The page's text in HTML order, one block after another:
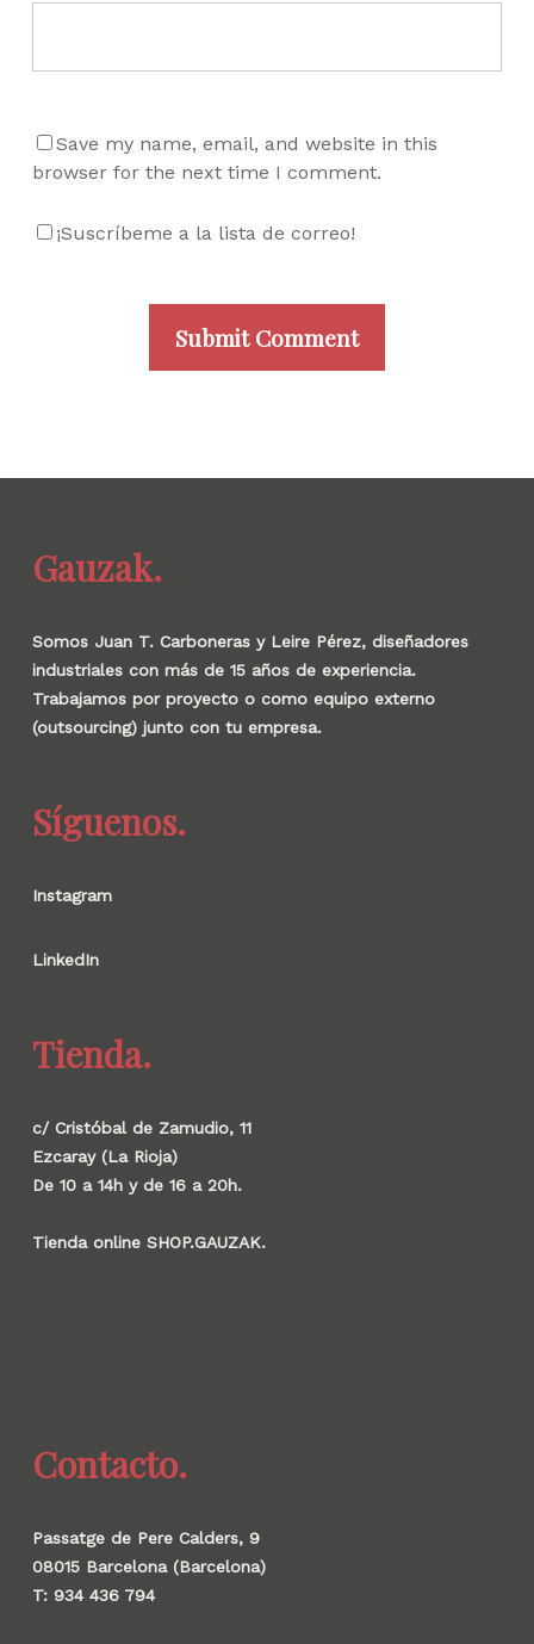
Save my name, email, and website in this
browser for the next time I comment.
¡Suscríbeme a la lista de correo!
Gauzak.
Somos Juan T. Carboneras y Leire Pérez, diseñadores
industriales con más de 15 años de experiencia.
Trabajamos por proyecto o como equipo externo
(outsourcing) junto con tu empresa.
Síguenos.
Instagram
LinkedIn
Tienda.
c/ Cristóbal de Zamudio, 11
Ezcaray (La Rioja)
De 10 a 14h y de 16 a 20h.
Tienda online SHOP.GAUZAK.
Contacto.
Passatge de Pere Calders, 9
08015 Barcelona (Barcelona)
T: 934 436 794